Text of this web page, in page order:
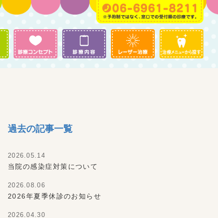
過去の記事一覧
2026.05.14
当院の感染症対策について
2026.08.06
2026年夏季休診のお知らせ
2026.04.30